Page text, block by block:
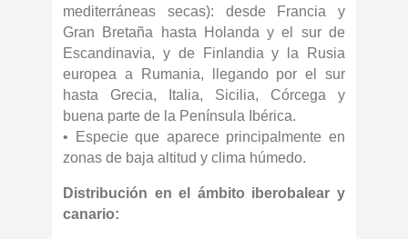
mediterráneas secas): desde Francia y
Gran Bretaña hasta Holanda y el sur de
Escandinavia, y de Finlandia y la Rusia
europea a Rumania, llegando por el sur
hasta Grecia, Italia, Sicilia, Córcega y
buena parte de la Península Ibérica.
• Especie que aparece principalmente en
zonas de baja altitud y clima húmedo.
Distribución en el ámbito iberobalear y
canario: